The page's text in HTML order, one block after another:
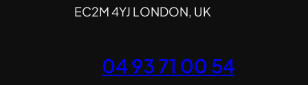
EC2M 4YJ LONDON, UK
04 93 71 00 54